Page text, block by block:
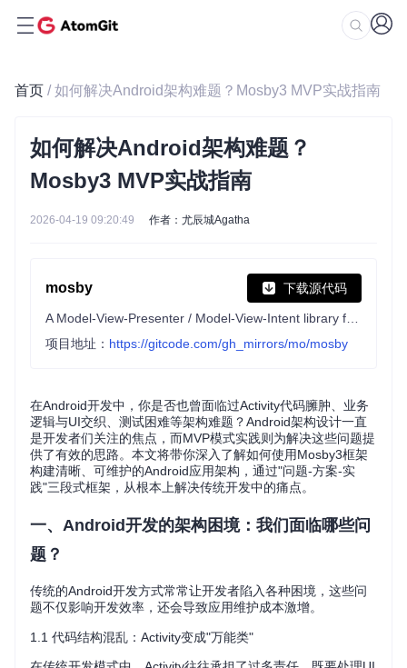
首页 / 如何解决Android架构难题？Mosby3 MVP实战指南
如何解决Android架构难题？
Mosby3 MVP实战指南
2026-04-19 09:20:49 作者：尤辰城Agatha
mosby 下载源代码
项目地址： https://gitcode.com/gh_mirrors/mo/mosby
在Android开发中，你是否也曾面临过Activity代码臃肿、业务
逻辑与UI交织、测试困难等架构难题？Android架构设计一直
是开发者们关注的焦点，而MVP模式实践则为解决这些问题提
供了有效的思路。本文将带你深入了解如何使用Mosby3框架
构建清晰、可维护的Android应用架构，通过"问题-方案-实
践"三段式框架，从根本上解决传统开发中的痛点。
一、Android开发的架构困境：我们面临哪些问
题？
传统的Android开发方式常常让开发者陷入各种困境，这些问
题不仅影响开发效率，还会导致应用维护成本激增。
1.1 代码结构混乱：Activity变成"万能类"